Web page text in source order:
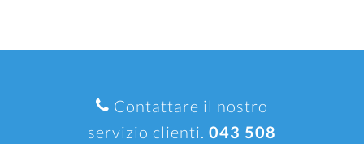
Contattare il nostro
servizio clienti. 043 508